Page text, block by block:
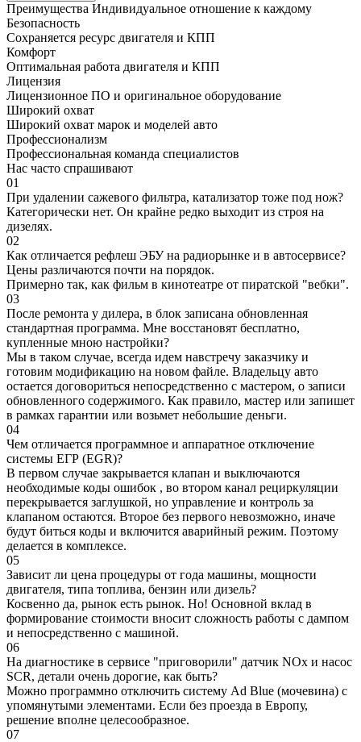
Преимущества Индивидуальное отношение к каждому
Безопасность
Сохраняется ресурс двигателя и КПП
Комфорт
Оптимальная работа двигателя и КПП
Лицензия
Лицензионное ПО и оригинальное оборудование
Широкий охват
Широкий охват марок и моделей авто
Профессионализм
Профессиональная команда специалистов
Нас часто спрашивают
01
При удалении сажевого фильтра, катализатор тоже под нож?
Категорически нет. Он крайне редко выходит из строя на
дизелях.
02
Как отличается рефлеш ЭБУ на радиорынке и в автосервисе?
Цены различаются почти на порядок.
Примерно так, как фильм в кинотеатре от пиратской "вебки".
03
После ремонта у дилера, в блок записана обновленная
стандартная программа. Мне восстановят бесплатно,
купленные мною настройки?
Мы в таком случае, всегда идем навстречу заказчику и
готовим модификацию на новом файле. Владельцу авто
остается договориться непосредственно с мастером, о записи
обновленного содержимого. Как правило, мастер или запишет
в рамках гарантии или возьмет небольшие деньги.
04
Чем отличается программное и аппаратное отключение
системы ЕГР (EGR)?
В первом случае закрывается клапан и выключаются
необходимые коды ошибок , во втором канал рециркуляции
перекрывается заглушкой, но управление и контроль за
клапаном остаются. Второе без первого невозможно, иначе
будут биться коды и включится аварийный режим. Поэтому
делается в комплексе.
05
Зависит ли цена процедуры от года машины, мощности
двигателя, типа топлива, бензин или дизель?
Косвенно да, рынок есть рынок. Но! Основной вклад в
формирование стоимости вносит сложность работы с дампом
и непосредственно с машиной.
06
На диагностике в сервисе "приговорили" датчик NOx и насос
SCR, детали очень дорогие, как быть?
Можно программно отключить систему Ad Blue (мочевина) с
упомянутыми элементами. Если без проезда в Европу,
решение вполне целесообразное.
07